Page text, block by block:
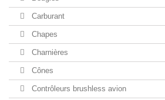
Carburant
Chapes
Charnières
Cônes
Contrôleurs brushless avion